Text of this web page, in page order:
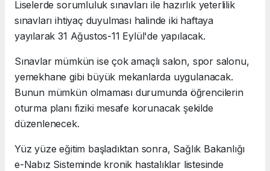
Liselerde sorumluluk sınavları ile hazırlık yeterlilik
sınavları ihtiyaç duyulması halinde iki haftaya
yayılarak 31 Ağustos-11 Eylül'de yapılacak.
Sınavlar mümkün ise çok amaçlı salon, spor salonu,
yemekhane gibi büyük mekanlarda uygulanacak.
Bunun mümkün olmaması durumunda öğrencilerin
oturma planı fiziki mesafe korunacak şekilde
düzenlenecek.
Yüz yüze eğitim başladıktan sonra, Sağlık Bakanlığı
e-Nabız Sisteminde kronik hastalıklar listesinde